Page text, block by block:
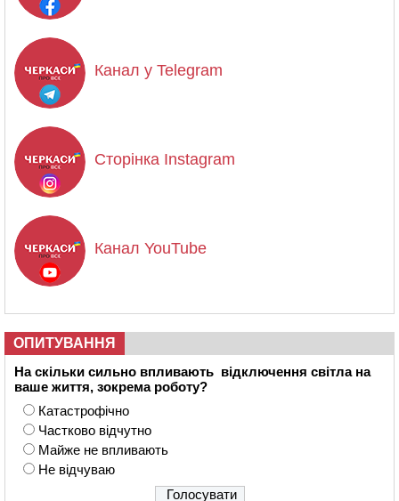
Канал у Telegram
Сторінка Instagram
Канал YouTube
ОПИТУВАННЯ
На скільки сильно впливають відключення світла на
ваше життя, зокрема роботу?
Катастрофічно
Частково відчутно
Майже не впливають
Не відчуваю